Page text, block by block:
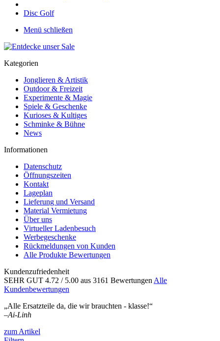
Disc Golf
Menü schließen
Kategorien
Jonglieren & Artistik
Outdoor & Freizeit
Experimente & Magie
Spiele & Geschenke
Kurioses & Kultiges
Schminke & Bühne
News
Informationen
Datenschutz
Öffnungszeiten
Kontakt
Lageplan
Lieferung und Versand
Material Vermietung
Über uns
Virtueller Ladenbesuch
Werbegeschenke
Rückmeldungen von Kunden
Alle Produkte Bewertungen
Kundenzufriedenheit
SEHR GUT 4.72 / 5.00 aus 3161 Bewertungen Alle
Kundenbewertungen
„Alle Ersatzteile da, die wir brauchten - klasse!“
–Ai-Linh
zum Artikel